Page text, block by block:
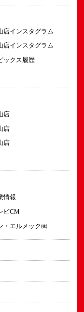
店インスタグラム
店インスタグラム
ックス履歴
店
店
店
情報
ビCM
・エルメック㈱